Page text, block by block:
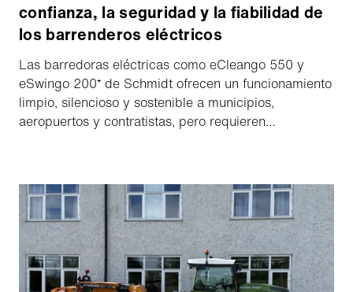
confianza, la seguridad y la fiabilidad de
los barrenderos eléctricos
Las barredoras eléctricas como eCleango 550 y
eSwingo 200⁺ de Schmidt ofrecen un funcionamiento
limpio, silencioso y sostenible a municipios,
aeropuertos y contratistas, pero requieren
angular de su servicio postventa.